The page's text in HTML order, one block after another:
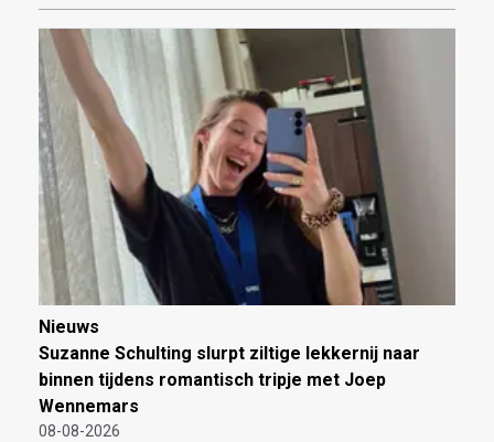
Nieuws
Suzanne Schulting slurpt ziltige lekkernij naar
binnen tijdens romantisch tripje met Joep
Wennemars
08-08-2026